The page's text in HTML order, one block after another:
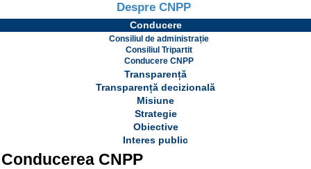
Despre CNPP
Conducere
Consiliul de administrație
Consiliul Tripartit
Conducere CNPP
Transparență
Transparență decizională
Misiune
Strategie
Obiective
Interes public
Conducerea CNPP